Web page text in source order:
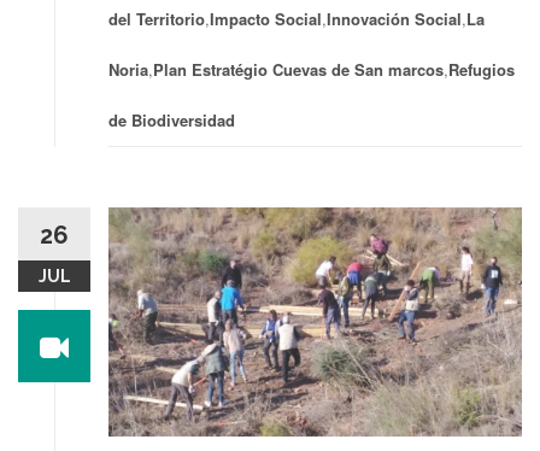
del Territorio,Impacto Social,Innovación Social,La
Noria,Plan Estratégio Cuevas de San marcos,Refugios
de Biodiversidad
26
JUL